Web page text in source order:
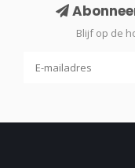
Blijf op de